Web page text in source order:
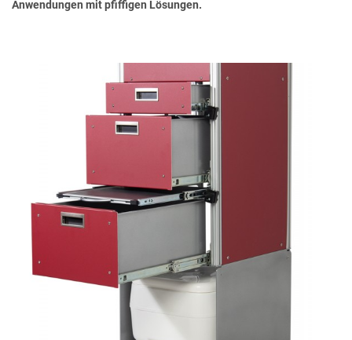
Anwendungen mit pfiffigen Lösungen.